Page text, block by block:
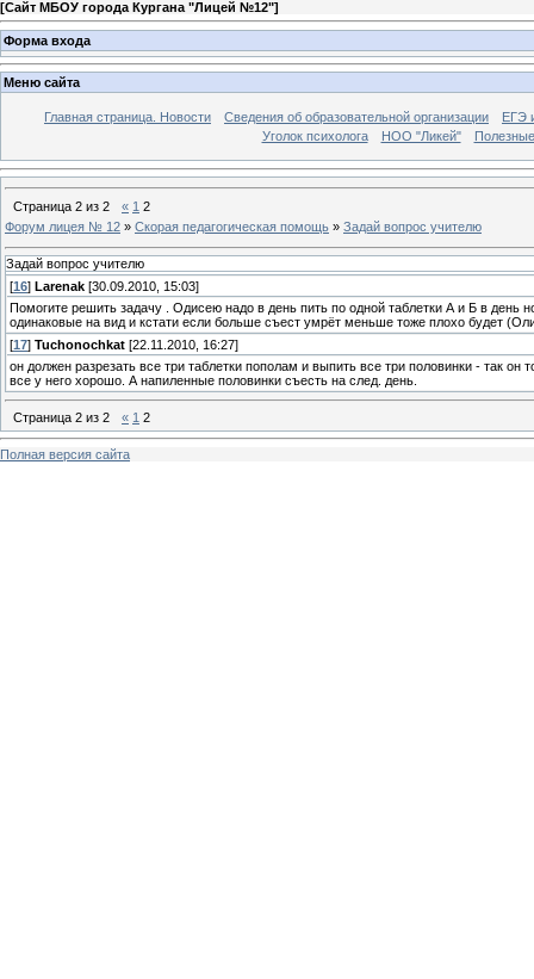
[Сайт МБОУ города Кургана "Лицей №12"]
Форма входа
Меню сайта
Главная страница. Новости Сведения об образовательной организации
ЕГЭ
Уголок психолога
НОО "Ликей"
Страница 2 из 2 « 1 2
Форум лицея № 12 » Скорая педагогическая помощь » Задай вопрос учителю
Задай вопрос учителю
[16] Larenak [30.09.2010, 15:03]
Помогите решить задачу . Одисею надо в день пить по одной таблетки А и Б в
одинаковые на вид и кстати если больше съест умрёт меньше тоже плохо будет
[17] Tuchonochkat [22.11.2010, 16:27]
он должен разрезать все три таблетки пополам и выпить все три половинки - так
все у него хорошо. А напиленные половинки съесть на след. день.
Страница 2 из 2 « 1 2
Полная версия сайта